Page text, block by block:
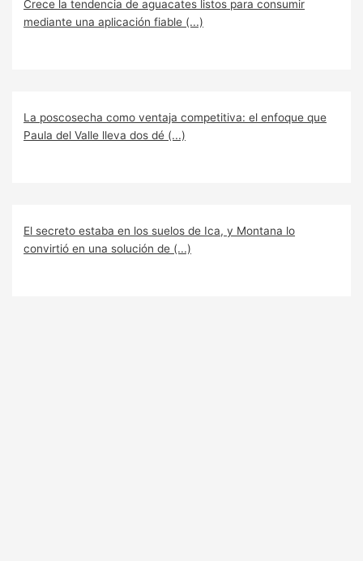
Crece la tendencia de aguacates listos para consumir
mediante una aplicación fiable (...)
La poscosecha como ventaja competitiva: el enfoque que
Paula del Valle lleva dos dé (...)
El secreto estaba en los suelos de Ica, y Montana lo
convirtió en una solución de (...)